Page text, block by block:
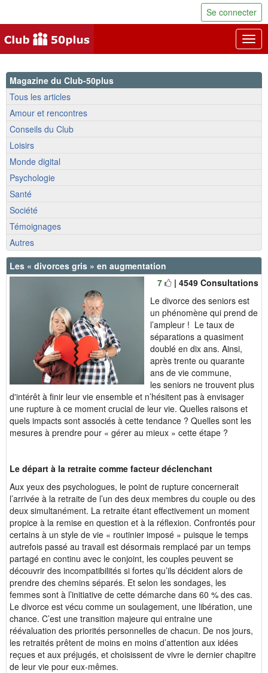
Se connecter
Magazine du Club-50plus
Tous les articles
Amour et rencontres
Conseils du Club
Loisirs
Monde digital
Psychologie
Santé
Société
Témoignages
Autres
Les « divorces gris » en augmentation
7
| 4549 Consultations
Le divorce des seniors est
un phénomène qui prend de
l’ampleur ! Le taux de
séparations a quasiment
doublé en dix ans. Ainsi,
après trente ou quarante
ans de vie commune,
les seniors ne trouvent plus
d'intérêt à finir leur vie ensemble et n’hésitent pas à envisager
une rupture à ce moment crucial de leur vie. Quelles raisons et
quels impacts sont associés à cette tendance ? Quelles sont les
mesures à prendre pour « gérer au mieux » cette étape ?
Le départ à la retraite comme facteur déclenchant
Aux yeux des psychologues, le point de rupture concernerait
l’arrivée à la retraite de l’un des deux membres du couple ou des
deux simultanément. La retraite étant effectivement un moment
propice à la remise en question et à la réflexion. Confrontés pour
certains à un style de vie « routinier imposé » puisque le temps
autrefois passé au travail est désormais remplacé par un temps
partagé en continu avec le conjoint, les couples peuvent se
découvrir des incompatibilités si fortes qu’ils décident alors de
prendre des chemins séparés. Et selon les sondages, les
femmes sont à l’initiative de cette démarche dans 60 % des cas.
Le divorce est vécu comme un soulagement, une libération, une
chance. C’est une transition majeure qui entraine une
réévaluation des priorités personnelles de chacun. De nos jours,
les retraités prêtent de moins en moins d’attention aux idées
reçues et aux préjugés, et choisissent de vivre le dernier chapitre
de leur vie pour eux-mêmes.